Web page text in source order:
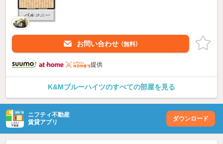
お問い合わせ （無料）
提供
K&Mブルーハイツのすべての部屋を見る
ニフティ不動産
賃貸アプリ
ダウンロード